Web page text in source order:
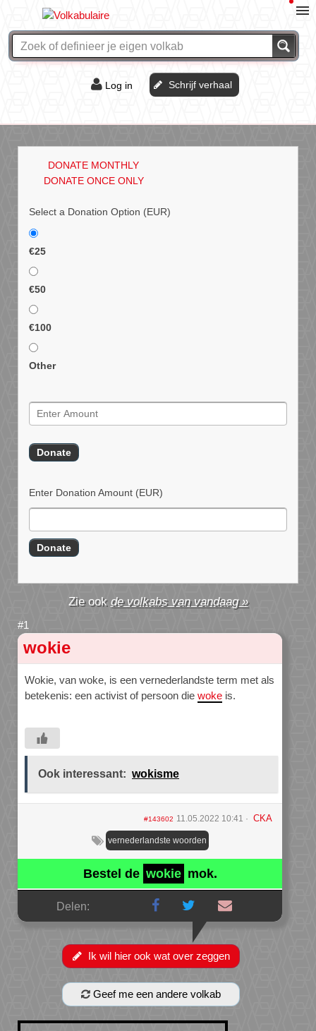
Log in Schrijf verhaal
DONATE MONTHLY
DONATE ONCE ONLY
Select a Donation Option (EUR)
€25
€50
€100
Other
Enter Donation Amount (EUR)
de volkabs van vandaag »
wokie
Wokie, van woke, is een vernederlandste term met als
betekenis: een activist of persoon die woke is.
Ook interessant: wokisme
#143602 11.05.2022 10:41 CKA
vernederlandste woorden
Bestel de wokie mok.
Delen:
Ik wil hier ook wat over zeggen
Geef me een andere volkab